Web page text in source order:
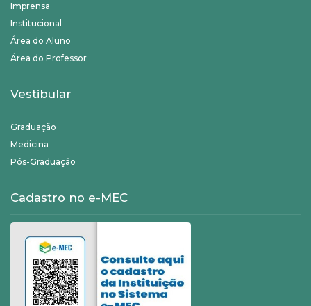
Imprensa
Institucional
Área do Aluno
Área do Professor
Vestibular
Graduação
Medicina
Pós-Graduação
Cadastro no e-MEC